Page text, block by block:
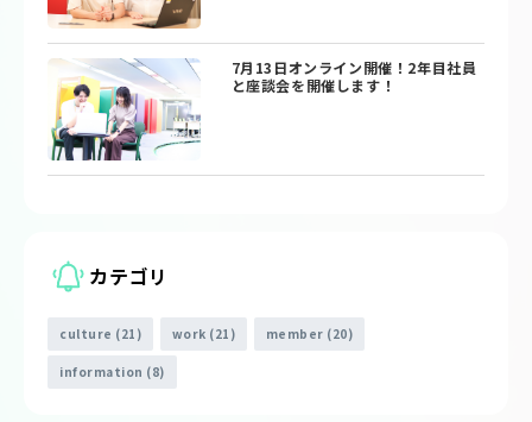
7月13日オンライン開催！2年目社員
と座談会を開催します！
カテゴリ
culture (21) work (21) member (20)
information (8)